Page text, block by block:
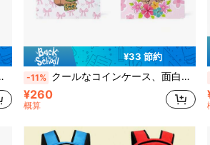
¥33 節約
-11% クールなコインケース、面白いスタイル、カラフルで祝祭的なカピバラ柄のダブルフェイスウォレット、ポリエステル素材 (5.5インチ x 4.1インチ)
¥260
概算